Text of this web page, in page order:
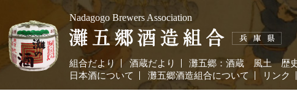
Nadagogo Brewers Association
組合だより 酒蔵だより 灘五郷：酒蔵 風土 歴
日本酒について
灘五郷酒造組合について リンク